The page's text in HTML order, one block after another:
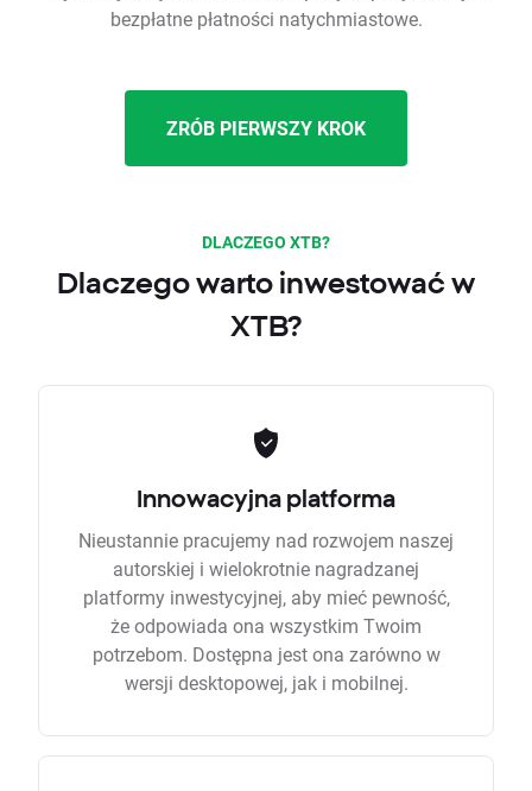
bezpłatne płatności natychmiastowe.
ZRÓB PIERWSZY KROK
DLACZEGO XTB?
Dlaczego warto inwestować w
XTB?
Innowacyjna platforma
Nieustannie pracujemy nad rozwojem naszej
autorskiej i wielokrotnie nagradzanej
platformy inwestycyjnej, aby mieć pewność,
że odpowiada ona wszystkim Twoim
potrzebom. Dostępna jest ona zarówno w
wersji desktopowej, jak i mobilnej.